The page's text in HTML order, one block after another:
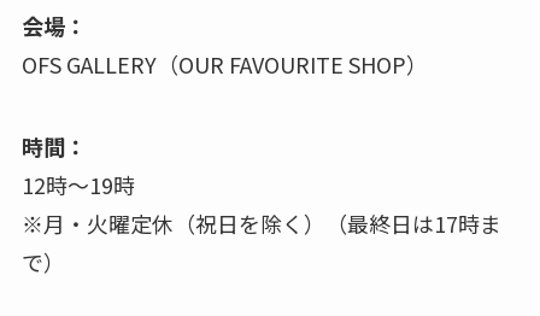
会場：
OFS GALLERY（OUR FAVOURITE SHOP）
時間：
12時〜19時
※月・火曜定休（祝日を除く）（最終日は17時ま
で）